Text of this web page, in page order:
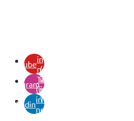
youtubein
neuem
Tab)
instagram
(öffnet
in
neuem
Tab)
linkedin
(öffnet
in
neuem